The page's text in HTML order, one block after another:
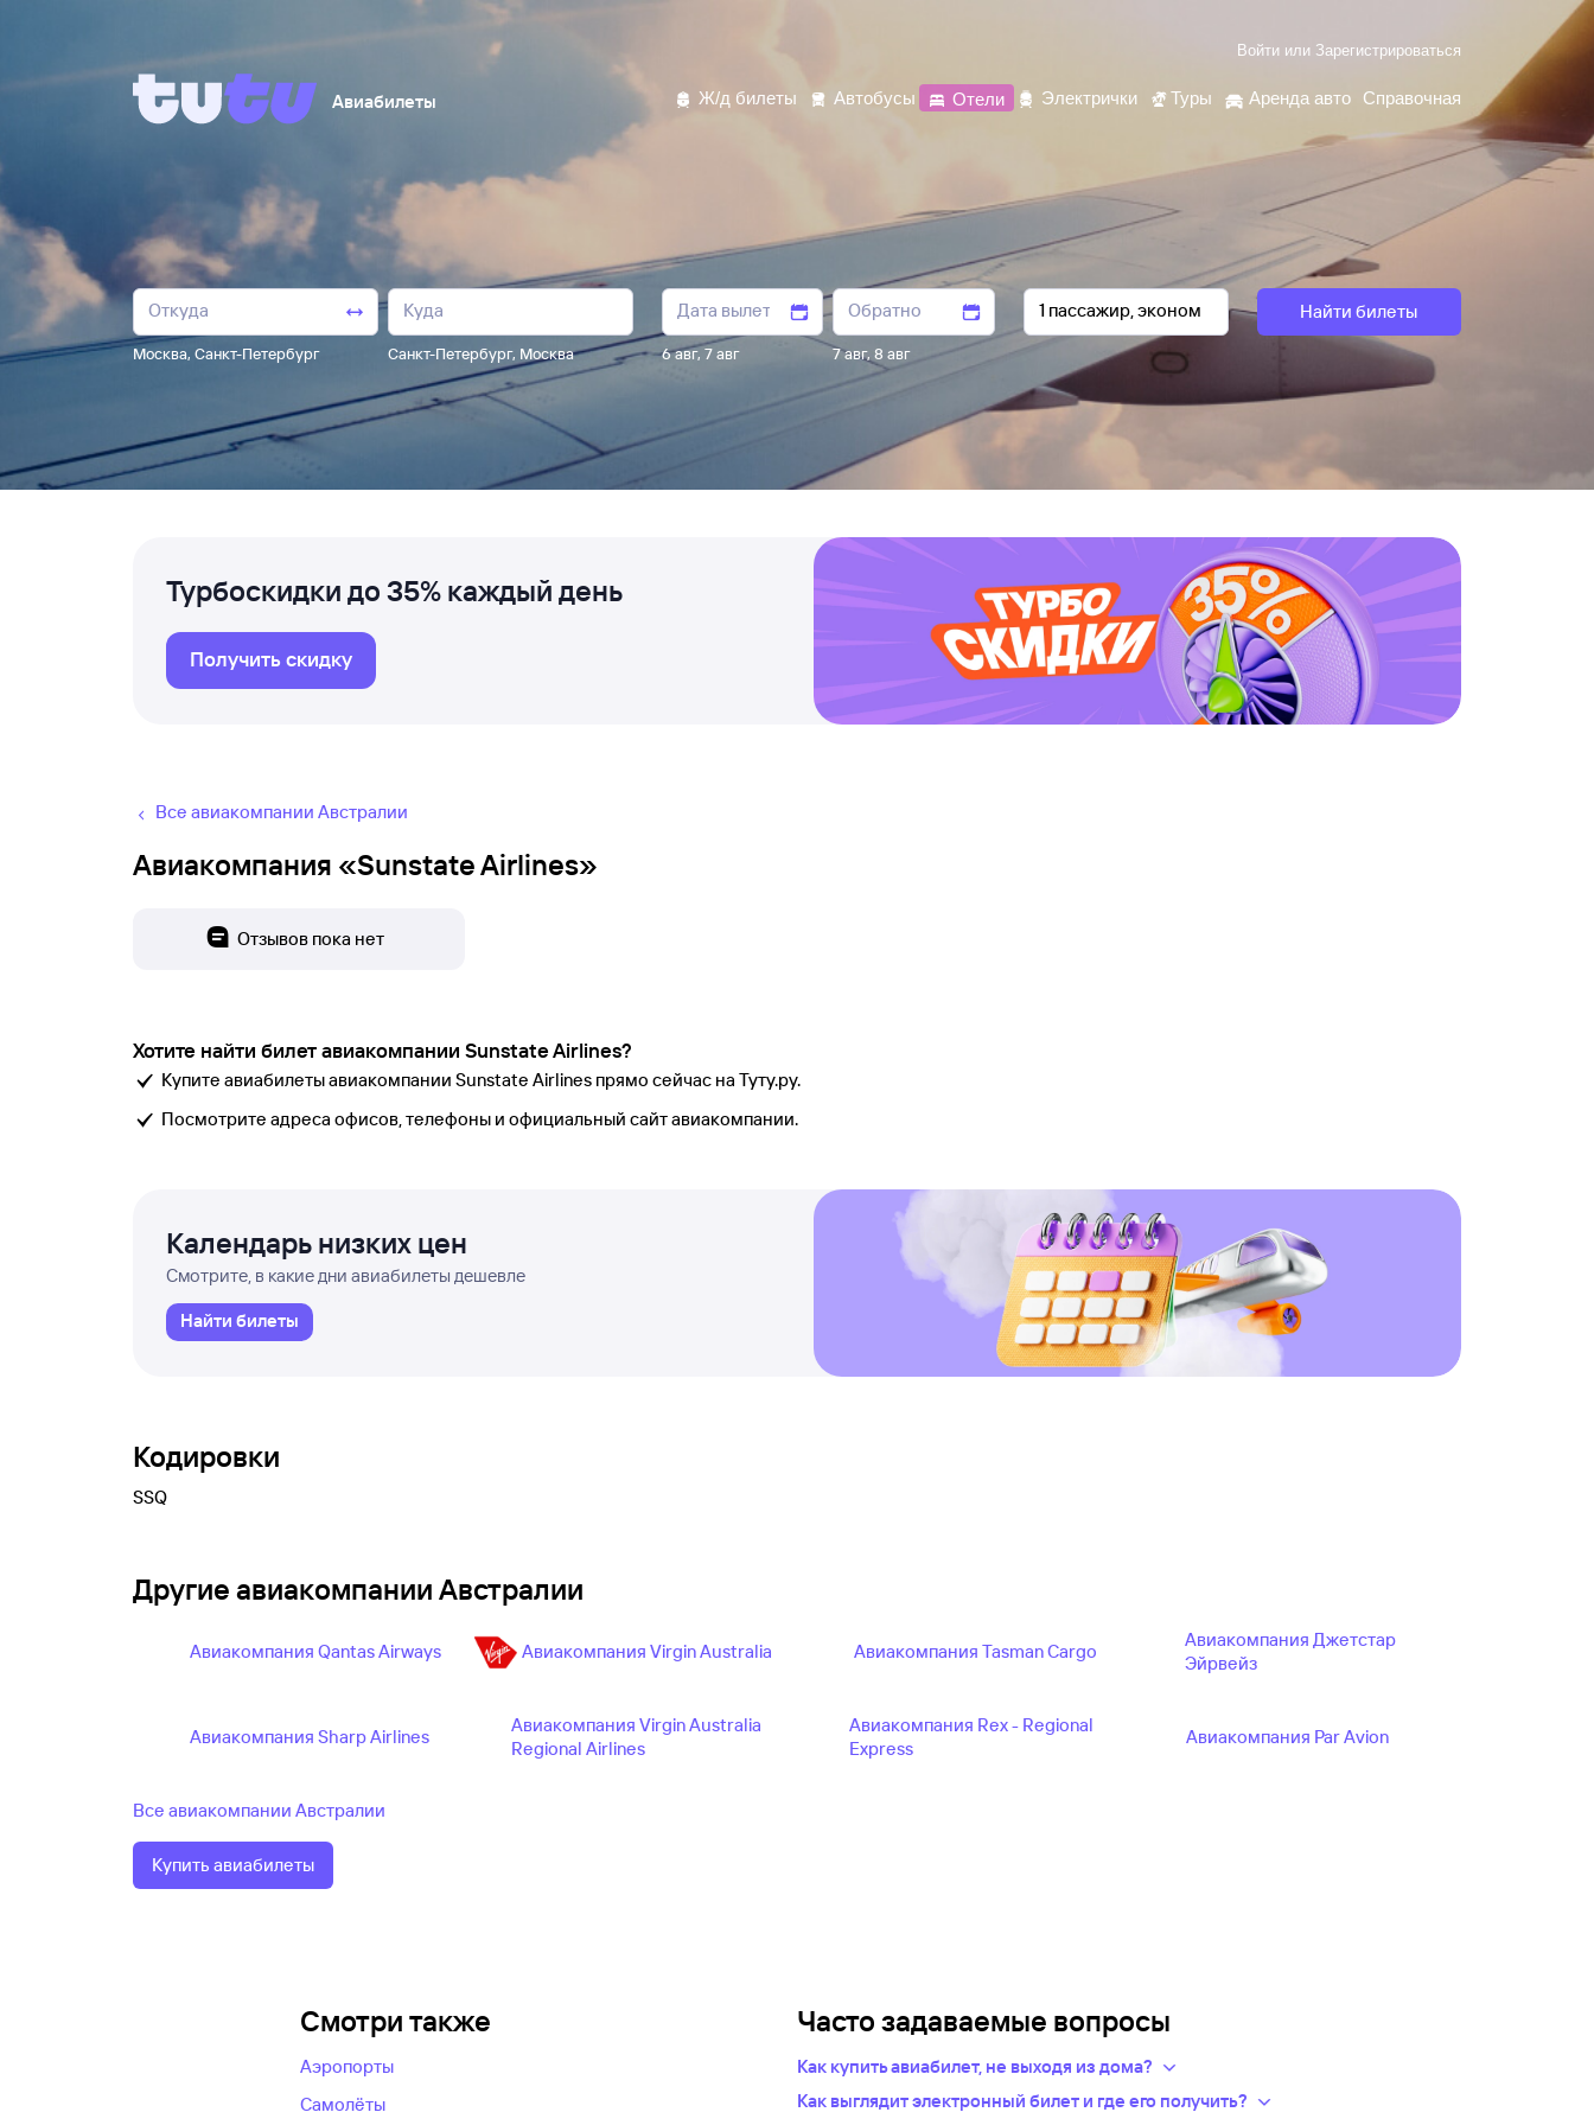
Войти или Зарегистрироваться
Авиабилеты Ж/д билеты Автобусы Отели Электрички Туры Аренда авто Справочная
Москва, Санкт-Петербург Санкт-Петербург, Москва 6 авг, 7 авг 7 авг,8 авг
Найти билеты
Турбоскидки до 35% каждый день
Получить скидку
Все авиакомпании Австралии
Авиакомпания «Sunstate Airlines»
Отзывов пока нет
Хотите найти билет авиакомпании Sunstate Airlines?
Купите авиабилеты авиакомпании Sunstate Airlines прямо сейчас на Туту.ру.
Посмотрите адреса офисов, телефоны и официальный сайт авиакомпании.
Календарь низких цен
Смотрите, в какие дни авиабилеты дешевле
Найти билеты
Кодировки
SSQ
Другие авиакомпании Австралии
Авиакомпания Qantas Airways Авиакомпания Virgin Australia Авиакомпания Tasman Cargo
Авиакомпания Джетстар
Эйрвейз
Авиакомпания Sharp Airlines
Авиакомпания Virgin Australia
Regional Airlines
Авиакомпания Rex - Regional
Express
Авиакомпания Par Avion
Все авиакомпании Австралии
Купить авиабилеты
Смотри также
Аэропорты
Самолёты
Часто задаваемые вопросы
Как купить авиабилет, не выходя из дома?
Укажите в нужных полях маршрут, дату поездки и число
Как выглядит электронный билет и где его получить?